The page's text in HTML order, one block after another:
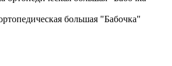
большая "Бабочка"